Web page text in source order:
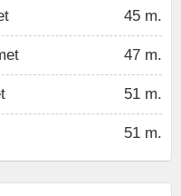
45 m.
47 m.
51 m.
51 m.